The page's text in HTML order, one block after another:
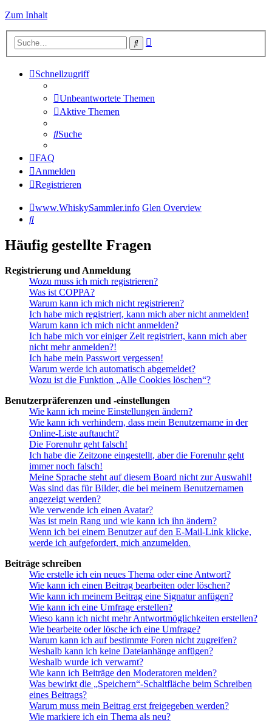
Zum Inhalt
Suche
Schnellzugriff
Unbeantwortete Themen
Aktive Themen
Suche
FAQ
Anmelden
Registrieren
www.WhiskySammler.info Glen Overview
Suche
Häufig gestellte Fragen
Registrierung und Anmeldung
Wozu muss ich mich registrieren?
Was ist COPPA?
Warum kann ich mich nicht registrieren?
Ich habe mich registriert, kann mich aber nicht anmelden!
Warum kann ich mich nicht anmelden?
Ich habe mich vor einiger Zeit registriert, kann mich aber
nicht mehr anmelden?!
Ich habe mein Passwort vergessen!
Warum werde ich automatisch abgemeldet?
Wozu ist die Funktion „Alle Cookies löschen“?
Benutzerpräferenzen und -einstellungen
Wie kann ich meine Einstellungen ändern?
Wie kann ich verhindern, dass mein Benutzername in der
Online-Liste auftaucht?
Die Forenuhr geht falsch!
Ich habe die Zeitzone eingestellt, aber die Forenuhr geht
immer noch falsch!
Meine Sprache steht auf diesem Board nicht zur Auswahl!
Was sind das für Bilder, die bei meinem Benutzernamen
angezeigt werden?
Wie verwende ich einen Avatar?
Was ist mein Rang und wie kann ich ihn ändern?
Wenn ich bei einem Benutzer auf den E-Mail-Link klicke,
werde ich aufgefordert, mich anzumelden.
Beiträge schreiben
Wie erstelle ich ein neues Thema oder eine Antwort?
Wie kann ich einen Beitrag bearbeiten oder löschen?
Wie kann ich meinem Beitrag eine Signatur anfügen?
Wie kann ich eine Umfrage erstellen?
Wieso kann ich nicht mehr Antwortmöglichkeiten erstellen?
Wie bearbeite oder lösche ich eine Umfrage?
Warum kann ich auf bestimmte Foren nicht zugreifen?
Weshalb kann ich keine Dateianhänge anfügen?
Weshalb wurde ich verwarnt?
Wie kann ich Beiträge den Moderatoren melden?
Was bewirkt die „Speichern“-Schaltfläche beim Schreiben
eines Beitrags?
Warum muss mein Beitrag erst freigegeben werden?
Wie markiere ich ein Thema als neu?